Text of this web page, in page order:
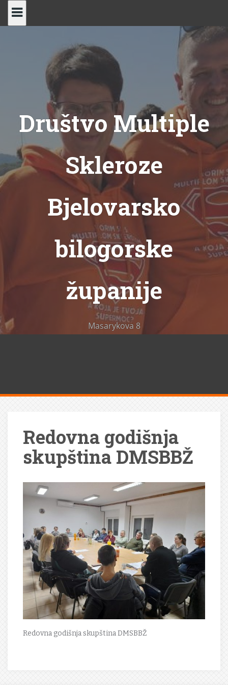
Skip
Društvo Multiple
Skleroze
Bjelovarsko
bilogorske
županije
Masarykova 8
Redovna godišnja
skupština DMSBBŽ
Redovna godišnja skupština DMSBBŽ